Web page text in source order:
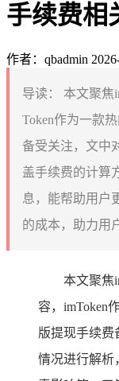
手续费相
作者：qbadmin
导读：
本文聚焦
Token作为一款
备受关注，文中
盖手续费的计算
息，能帮助用户
的成本，助力用
本文聚焦
容，imToken
版提现手续费
情况进行解析